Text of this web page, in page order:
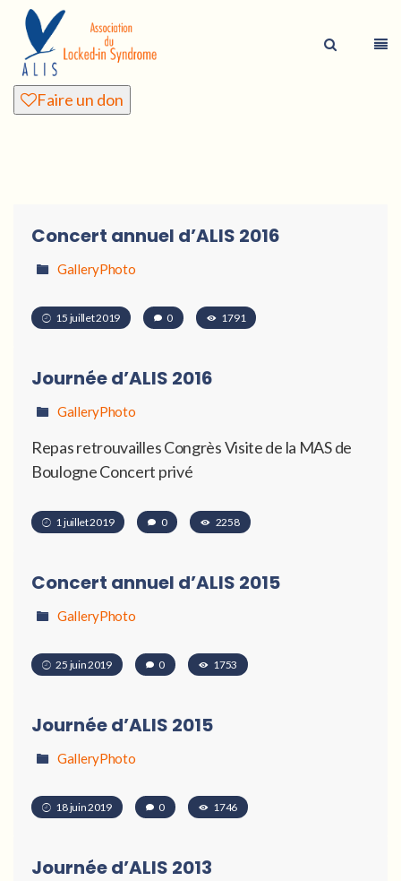
Faire un don
Concert annuel d’ALIS 2016
GalleryPhoto
15 juillet 2019 0 1791
Journée d’ALIS 2016
GalleryPhoto
Repas retrouvailles Congrès Visite de la MAS de
Boulogne Concert privé
1 juillet 2019 0 2258
Concert annuel d’ALIS 2015
GalleryPhoto
25 juin 2019 0 1753
Journée d’ALIS 2015
GalleryPhoto
18 juin 2019 0 1746
Journée d’ALIS 2013